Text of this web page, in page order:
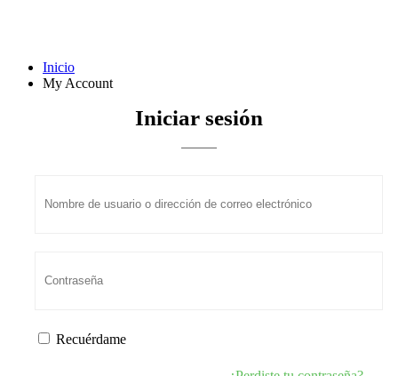
Inicio
My Account
Iniciar sesión
Recuérdame